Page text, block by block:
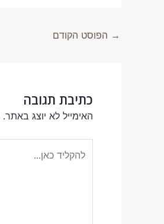
→ הפוסט הקודם
כתיבת תגובה
האימייל לא יוצג באתר.